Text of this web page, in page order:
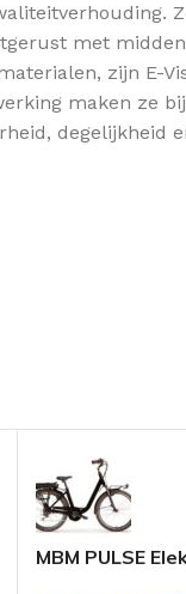
met
zijn E-
maken ze
degelijkheid
MBM PULSE